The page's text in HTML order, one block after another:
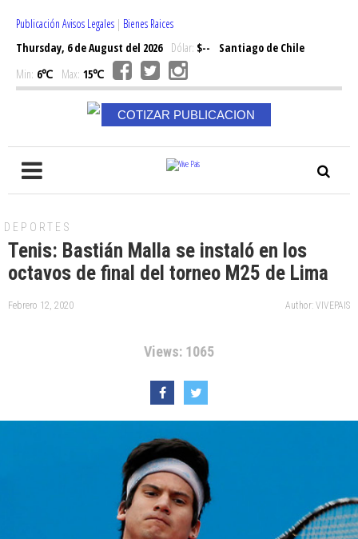
Publicación Avisos Legales | Bienes Raices
Thursday, 6 de August del 2026Dólar: $--
Santiago de Chile
Min: 6℃ Max: 15℃
COTIZAR PUBLICACION
DEPORTES
Tenis: Bastián Malla se instaló en los
octavos de final del torneo M25 de Lima
Febrero 12, 2020 Author: VIVEPAIS
Views: 1065